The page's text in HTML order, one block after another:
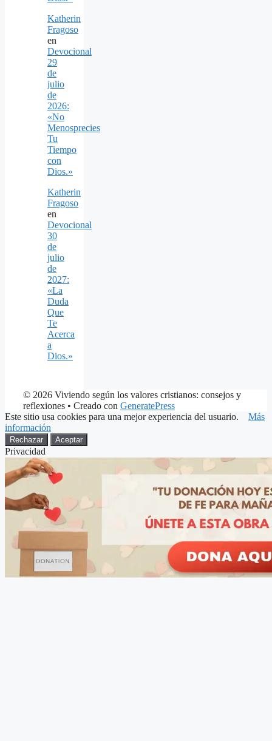
Katherin
Fragoso
en
Devocional
29
de
julio
de
2026:
«No
Menosprecies
Tu
Tiempo
con
Dios.»
Katherin
Fragoso
en
Devocional
30
de
julio
de
2027:
«La
Duda
Que
Te
Acerca
a
Dios.»
© 2026 Viviendo según los valores cristianos: consejos y
reflexiones • Creado con GeneratePress
Este sitio usa cookies para una mejor experiencia del usuario. Más
información
Rechazar Aceptar
Privacidad